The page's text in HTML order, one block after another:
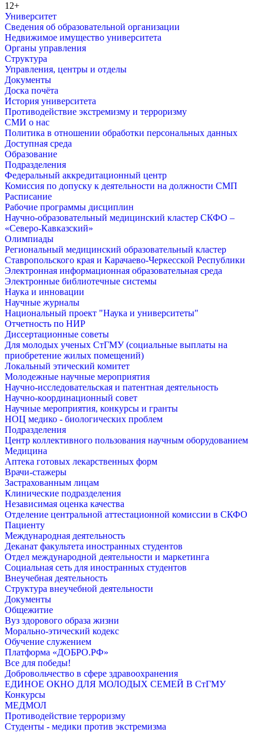
12+
Университет
Сведения об образовательной организации
Недвижимое имущество университета
Органы управления
Структура
Управления, центры и отделы
Документы
Доска почёта
История университета
Противодействие экстремизму и терроризму
СМИ о нас
Политика в отношении обработки персональных данных
Доступная среда
Образование
Подразделения
Федеральный аккредитационный центр
Комиссия по допуску к деятельности на должности СМП
Расписание
Рабочие программы дисциплин
Научно-образовательный медицинский кластер СКФО –
«Северо-Кавказский»
Олимпиады
Региональный медицинский образовательный кластер
Ставропольского края и Карачаево-Черкесской Республики
Электронная информационная образовательная среда
Электронные библиотечные системы
Наука и инновации
Научные журналы
Национальный проект "Наука и университеты"
Отчетность по НИР
Диссертационные советы
Для молодых ученых СтГМУ (социальные выплаты на
приобретение жилых помещений)
Локальный этический комитет
Молодежные научные мероприятия
Научно-исследовательская и патентная деятельность
Научно-координационный совет
Научные мероприятия, конкурсы и гранты
НОЦ медико - биологических проблем
Подразделения
Центр коллективного пользования научным оборудованием
Медицина
Аптека готовых лекарственных форм
Врачи-стажеры
Застрахованным лицам
Клинические подразделения
Независимая оценка качества
Отделение центральной аттестационной комиссии в СКФО
Пациенту
Международная деятельность
Деканат факультета иностранных студентов
Отдел международной деятельности и маркетинга
Социальная сеть для иностранных студентов
Внеучебная деятельность
Структура внеучебной деятельности
Документы
Общежитие
Вуз здорового образа жизни
Морально-этический кодекс
Обучение служением
Платформа «ДОБРО.РФ»
Все для победы!
Добровольчество в сфере здравоохранения
ЕДИНОЕ ОКНО ДЛЯ МОЛОДЫХ СЕМЕЙ В СтГМУ
Конкурсы
МЕДМОЛ
Противодействие терроризму
Студенты - медики против экстремизма